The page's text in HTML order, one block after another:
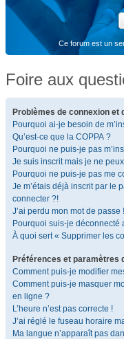
Ce forum est un
Foire aux
Problèmes de connexion et
Pourquoi ai-je besoin de
Qu’est-ce que la COPPA ?
Pourquoi ne puis-je pas
Je suis inscrit mais je ne
Pourquoi ne puis-je pas me
Je m’étais déjà inscrit par le
connecter ?!
J’ai perdu mon mot de passe !
Pourquoi suis-je déconnecté
À quoi sert « Supprimer les
Préférences et paramètres
Comment puis-je modifier
Comment puis-je masquer
en ligne ?
L’heure n’est pas correcte !
J’ai réglé le fuseau horaire
Ma langue n’apparaît pas